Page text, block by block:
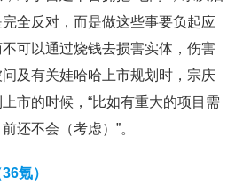
全反对，而是做这些事要负起应
可以通过烧钱去损害实体，伤害
及有关娃哈哈上市规划时，宗庆
市的时候，“比如有重大的项目需
还不会（考虑）”。
氪）